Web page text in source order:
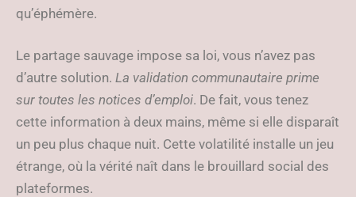
qu’éphémère.
Le partage sauvage impose sa loi, vous n’avez pas
d’autre solution. La validation communautaire prime
sur toutes les notices d’emploi. De fait, vous tenez
cette information à deux mains, même si elle disparaît
un peu plus chaque nuit. Cette volatilité installe un jeu
étrange, où la vérité naît dans le brouillard social des
plateformes.